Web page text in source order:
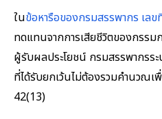
ในข้อหารือของกรมสรรพากร เล
ทดแทนจากการเสียชีวิตของกรรม
ผู้รับผลประโยชน์ กรมสรรพากรระ
ที่ได้รับยกเว้นไม่ต้องรวมคำนวณเ
42(13)